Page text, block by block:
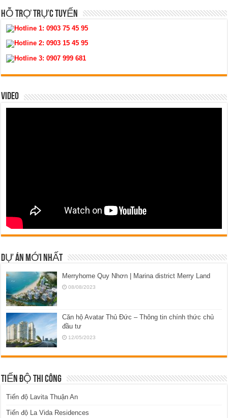
HỖ TRỢ TRỰC TUYẾN
Hotline 1:0903 75 45 95
Hotline 2:0903 15 45 95
Hotline 3:0907 999 681
VIDEO
DỰ ÁN MỚI NHẤT
Merryhome Quy Nhơn | Marina district Merry Land
08/08/2023
Căn hộ Avatar Thủ Đức – Thông tin chính thức chủ
đầu tư
12/05/2023
TIẾN ĐỘ THI CÔNG
Tiến độ Lavita Thuận An
Tiến độ La Vida Residences